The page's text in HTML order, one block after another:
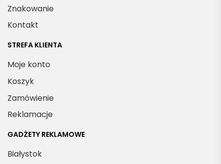
Znakowanie
Kontakt
STREFA KLIENTA
Moje konto
Koszyk
Zamówienie
Reklamacje
GADŻETY REKLAMOWE
Białystok